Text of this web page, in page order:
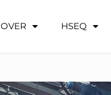
OVER HSEQ